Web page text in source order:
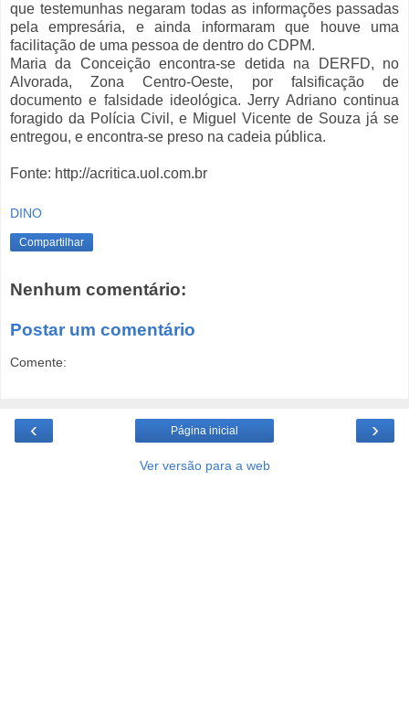
que testemunhas negaram todas as informações passadas
pela empresária, e ainda informaram que houve uma
facilitação de uma pessoa de dentro do CDPM.
Maria da Conceição encontra-se detida na DERFD, no
Alvorada, Zona Centro-Oeste, por falsificação de
documento e falsidade ideológica. Jerry Adriano continua
foragido da Polícia Civil, e Miguel Vicente de Souza já se
entregou, e encontra-se preso na cadeia pública.
Fonte: http://acritica.uol.com.br
DINO
Compartilhar
Nenhum comentário:
Postar um comentário
Comente:
‹ ›
Página inicial
Ver versão para a web